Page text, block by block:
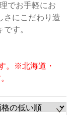
でお手軽にお
さにこだわり造
す。
。※北海道・